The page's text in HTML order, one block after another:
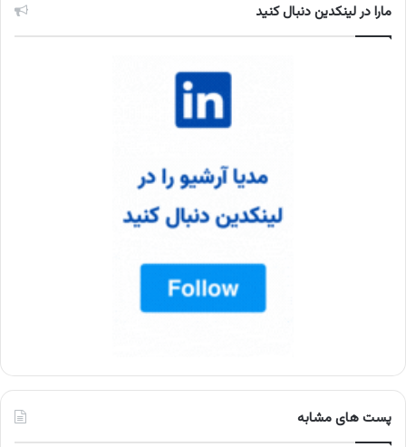
مارا در لینکدین دنبال کنید
پست های مشابه